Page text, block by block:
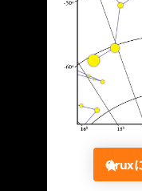
Crux